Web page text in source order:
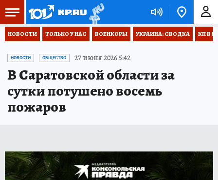
НОВОСТИ ТОЛЬКО У НАС ВОЕНКОРЫ УКРАИНА: СВОДКА КП В
НОВОСТИ ОБЩЕСТВО 27 июня 2026 5:42
В Саратовской области за
сутки потушено восемь
пожаров